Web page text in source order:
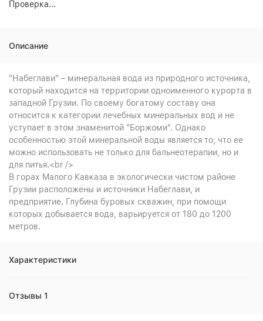
Проверка...
Описание
"Набеглави" – минеральная вода из природного источника,
который находится на территории одноименного курорта в
западной Грузии. По своему богатому составу она
относится к категории лечебных минеральных вод и не
уступает в этом знаменитой "Боржоми". Однако
особенностью этой минеральной воды является то, что ее
можно использовать не только для бальнеотерапии, но и
для питья.<br />
В горах Малого Кавказа в экологически чистом районе
Грузии расположены и источники Набеглави, и
предприятие. Глубина буровых скважин, при помощи
которых добывается вода, варьируется от 180 до 1200
метров.
Характеристики
Отзывы 1